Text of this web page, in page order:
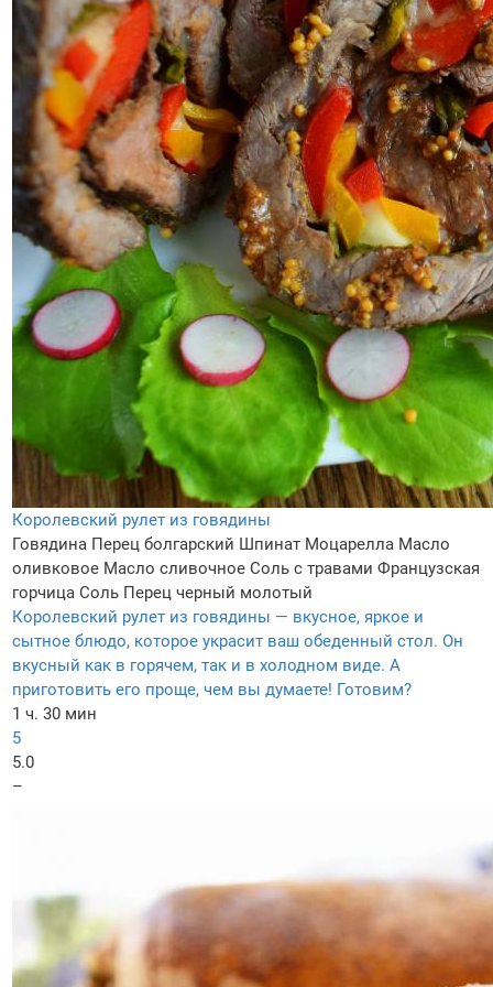
Королевский рулет из говядины
Говядина Перец болгарский Шпинат Моцарелла Масло
оливковое Масло сливочное Соль с травами Французская
горчица Соль Перец черный молотый
Королевский рулет из говядины — вкусное, яркое и
сытное блюдо, которое украсит ваш обеденный стол. Он
вкусный как в горячем, так и в холодном виде. А
приготовить его проще, чем вы думаете! Готовим?
1 ч. 30 мин
5
5.0
–